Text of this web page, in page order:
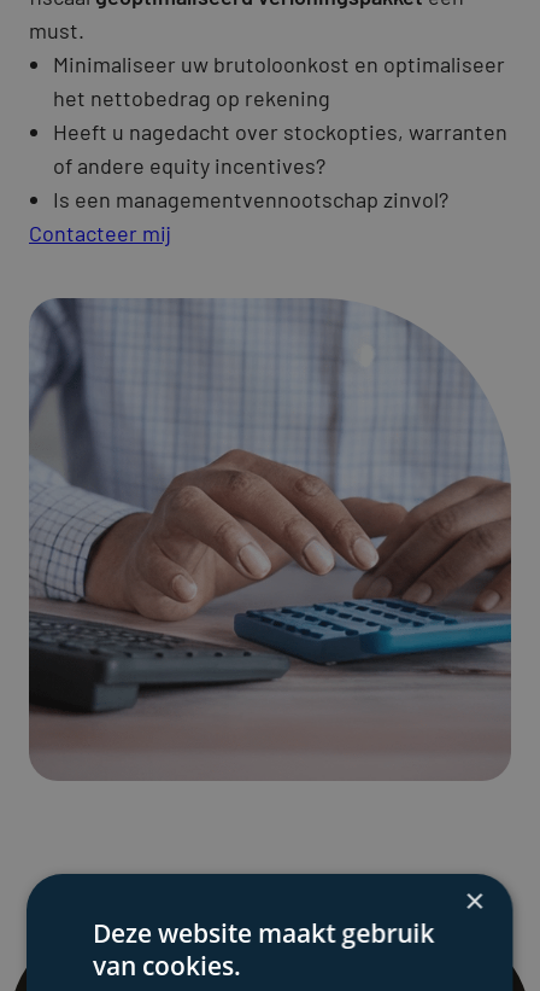
must.
Minimaliseer uw brutoloonkost en optimaliseer
het nettobedrag op rekening
Heeft u nagedacht over stockopties, warranten
of andere equity incentives?
Is een managementvennootschap zinvol?
Contacteer mij
×
Deze website maakt gebruik
van cookies.